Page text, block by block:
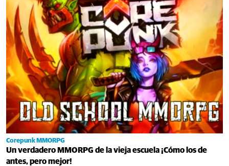
Corepunk MMORPG
Un verdadero MMORPG de la vieja escuela ¡Cómo los de
antes, pero mejor!